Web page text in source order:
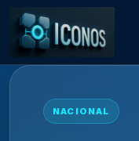
NACIONAL